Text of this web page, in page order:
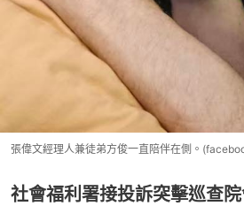
張偉文經理人兼徒弟方俊一直陪伴在側。
社會福利署接投訴突擊巡查